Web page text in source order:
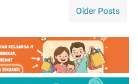
Older Posts